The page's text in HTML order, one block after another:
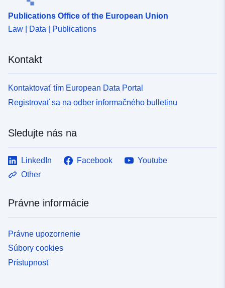
uriRef:
c60f-4aef-ade3-651c3019ddf3
Publications Office of the European Union
Law | Data | Publications
Kontakt
Kontaktovať tím European Data Portal
Registrovať sa na odber informačného bulletinu
Sledujte nás na
LinkedIn Facebook
Youtube
Other
Právne informácie
Právne upozornenie
Súbory cookies
Prístupnosť